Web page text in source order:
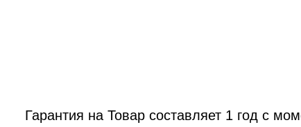
Гарантия на Товар составляет 1 год с